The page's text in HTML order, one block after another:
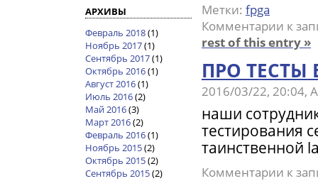
Метки: fpga
Комментарии к
rest of this entry »
ПРО ТЕСТЫ
2016/03/22, 20:04,
наши
тестирования
таинственной
Комментарии к
АРХИВЫ
Февраль 2018(1)
Ноябрь 2017(1)
Сентябрь 2017(1)
Октябрь 2016(1)
Август 2016(1)
Июль 2016(2)
Май 2016(3)
Март 2016(2)
Февраль 2016(1)
Ноябрь 2015(2)
Октябрь 2015(2)
Сентябрь 2015(2)